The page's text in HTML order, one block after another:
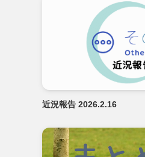
近況報告 2026.2.16